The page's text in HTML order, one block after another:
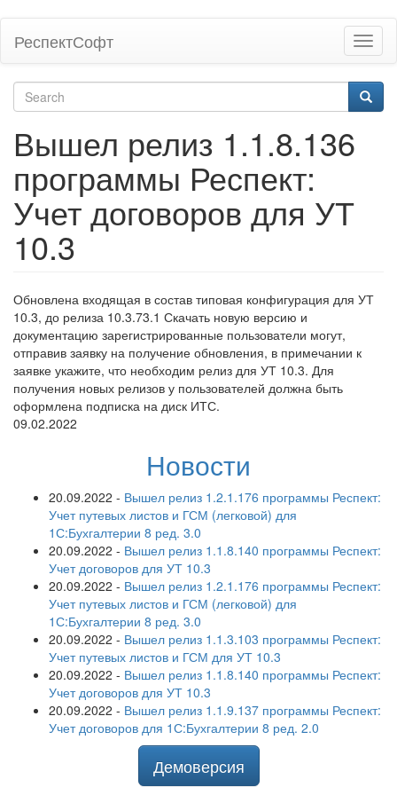
content
РеспектСофт
Search
form
Вышел релиз 1.1.8.136
программы Респект:
Учет договоров для УТ
10.3
Обновлена входящая в состав типовая конфигурация для УТ
10.3, до релиза 10.3.73.1 Скачать новую версию и
документацию зарегистрированные пользователи могут,
отправив заявку на получение обновления, в примечании к
заявке укажите, что необходим релиз для УТ 10.3. Для
получения новых релизов у пользователей должна быть
оформлена подписка на диск ИТС.
09.02.2022
Новости
20.09.2022 - Вышел релиз 1.2.1.176 программы Респект:
Учет путевых листов и ГСМ (легковой) для
1С:Бухгалтерии 8 ред. 3.0
20.09.2022 - Вышел релиз 1.1.8.140 программы Респект:
Учет договоров для УТ 10.3
20.09.2022 - Вышел релиз 1.2.1.176 программы Респект:
Учет путевых листов и ГСМ (легковой) для
1С:Бухгалтерии 8 ред. 3.0
20.09.2022 - Вышел релиз 1.1.3.103 программы Респект:
Учет путевых листов и ГСМ для УТ 10.3
20.09.2022 - Вышел релиз 1.1.8.140 программы Респект:
Учет договоров для УТ 10.3
20.09.2022 - Вышел релиз 1.1.9.137 программы Респект:
Учет договоров для 1С:Бухгалтерии 8 ред. 2.0
Демоверсия